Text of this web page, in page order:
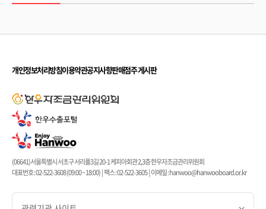
개인정보처리방침이용약관공지사항판매점주 게시판
(06641)서울특별시 서초구 서리풀3길 20-1 케피아회관 2,3층 한우자조금관리위원회
대표번호 : 02-522-3608 (09:00 ~ 18:00) | 팩스 : 02-522-3605 | 이메일 : hanwoo@hanwooboard.or.kr